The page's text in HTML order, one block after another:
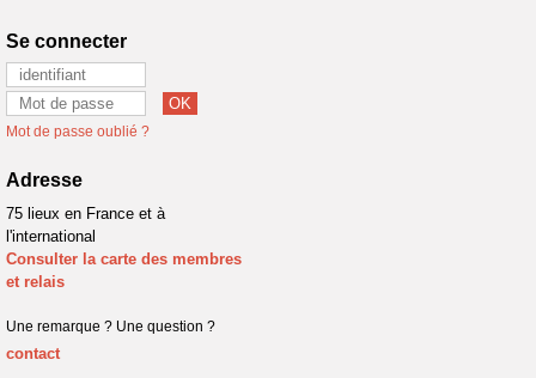
Se connecter
Mot de passe oublié ?
Adresse
75 lieux en France et à
l'international
Consulter la carte des membres
et relais
Une remarque ? Une question ?
contact